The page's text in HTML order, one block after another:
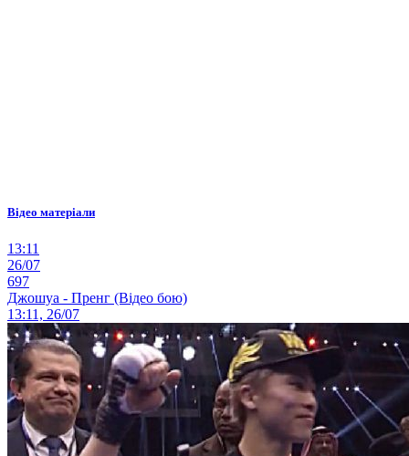
Відео матеріали
13:11
26/07
697
Джошуа - Пренг (Відео бою)
13:11, 26/07